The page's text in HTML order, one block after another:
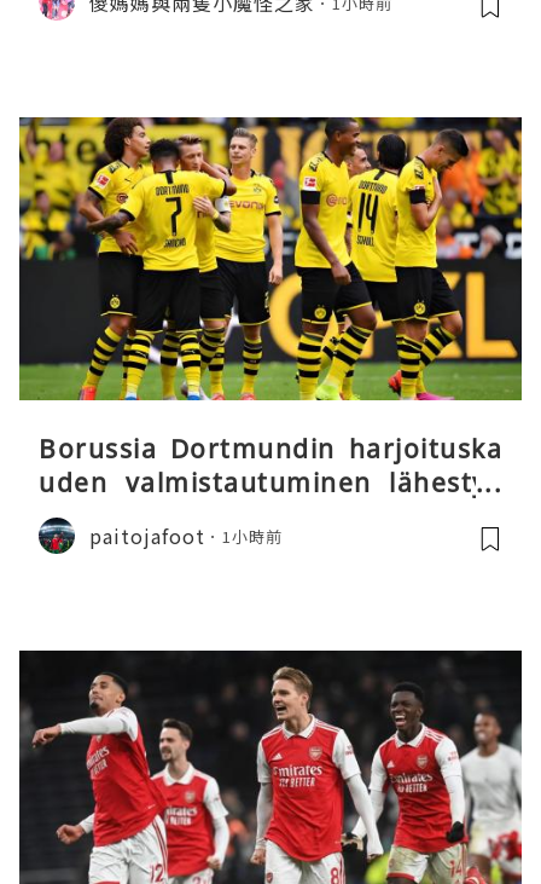
館。到觀景餐廳邊觀賞賽車邊嘆午餐
Borussia Dortmundin harjoituska
uden valmistautuminen lähestyy
päätöstään
paitojafoot 1小時前